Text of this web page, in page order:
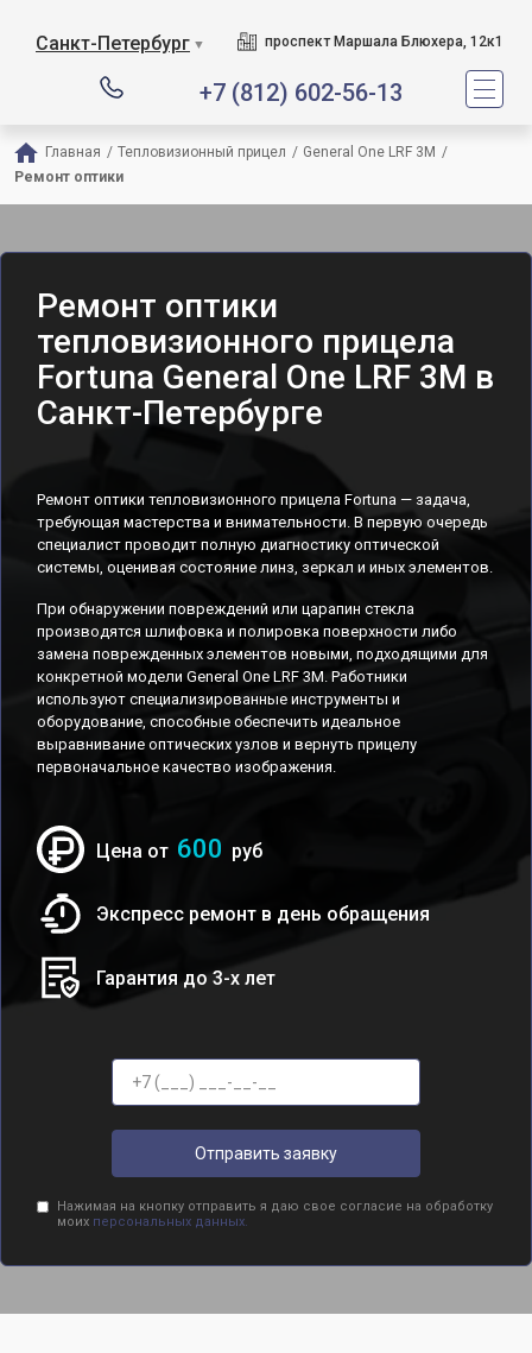
Санкт-Петербург ▼ проспект Маршала Блюхера, 12к1
+7 (812) 602-56-13
Главная / Тепловизионный прицел / General One LRF 3M /
Ремонт оптики
Ремонт оптики
тепловизионного прицела
Fortuna General One LRF 3M в
Санкт-Петербурге
Ремонт оптики тепловизионного прицела Fortuna — задача,
требующая мастерства и внимательности. В первую очередь
специалист проводит полную диагностику оптической
системы, оценивая состояние линз, зеркал и иных элементов.
При обнаружении повреждений или царапин стекла
производятся шлифовка и полировка поверхности либо
замена поврежденных элементов новыми, подходящими для
конкретной модели General One LRF 3M. Работники
используют специализированные инструменты и
оборудование, способные обеспечить идеальное
выравнивание оптических узлов и вернуть прицелу
первоначальное качество изображения.
Цена от 600 руб
Экспресс ремонт в день обращения
Гарантия до 3-х лет
Отправить заявку
Нажимая на кнопку отправить я даю свое согласие на обработку
моих персональных данных.